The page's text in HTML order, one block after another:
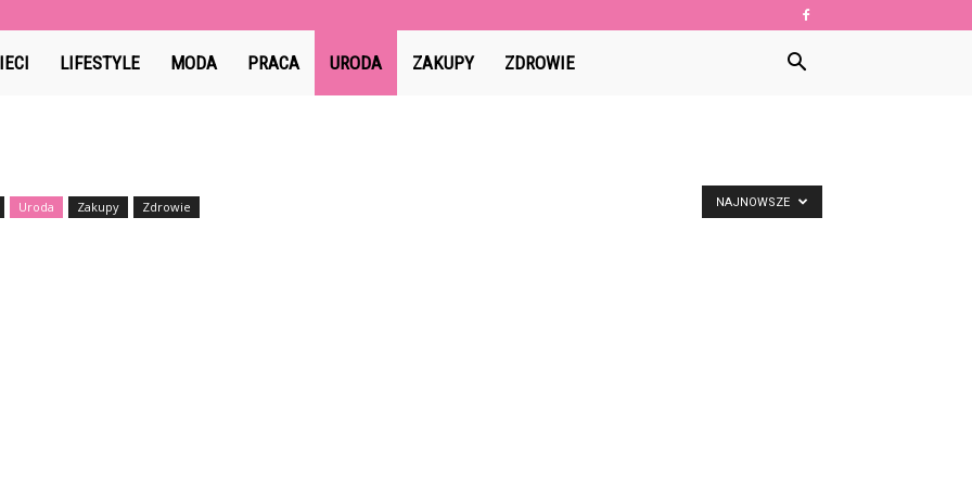
LIFESTYLE MODA PRACA URODA ZAKUPY ZDROWIE
Uroda Zakupy Zdrowie NAJNOWSZE